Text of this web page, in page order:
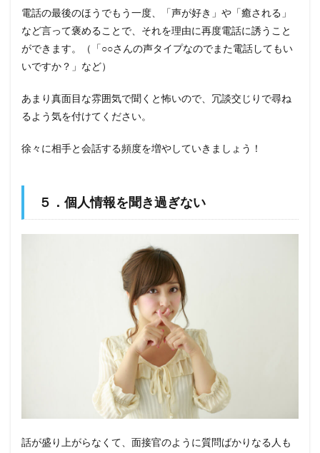
電話の最後のほうでもう一度、「声が好き」や「癒される」
など言って褒めることで、それを理由に再度電話に誘うこと
ができます。（「○○さんの声タイプなのでまた電話してもい
いですか？」など）
あまり真面目な雰囲気で聞くと怖いので、冗談交じりで尋ね
るよう気を付けてください。
徐々に相手と会話する頻度を増やしていきましょう！
５．個人情報を聞き過ぎない
話が盛り上がらなくて、面接官のように質問ばかりなる人も